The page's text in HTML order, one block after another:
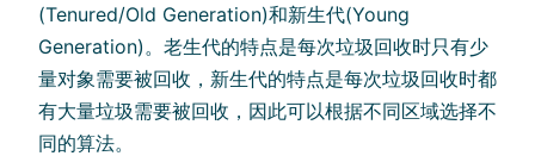
(Tenured/Old Generation)和新生代(Young
Generation)。老生代的特点是每次垃圾回收时只有少
量对象需要被回收，新生代的特点是每次垃圾回收时都
有大量垃圾需要被回收，因此可以根据不同区域选择不
同的算法。